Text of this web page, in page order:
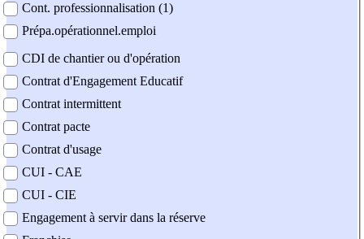
Cont. professionnalisation (1)
Prépa.opérationnel.emploi
CDI de chantier ou d'opération
Contrat d'Engagement Educatif
Contrat intermittent
Contrat pacte
Contrat d'usage
CUI - CAE
CUI - CIE
Engagement à servir dans la réserve